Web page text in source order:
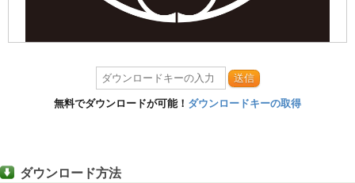
送信
無料でダウンロードが可能！ ダウンロードキーの取得
ダウンロード方法